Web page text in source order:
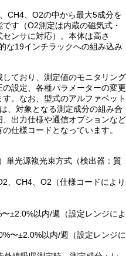
CH4、O2の中から最大5成分を
す（O2測定は内蔵の磁気式・
ンサに対応）。本体は高さ
な19インチラックへの組み込み
ており、測定値のモニタリング
設定、各種パラメーターの変更
。なお、型式のアルファベット
、対象となる測定成分の組み合
出力仕様や通信オプションなど
仕様コードとなっています。
単光源複光束方式（検出器：質
、CH4、O2（仕様コードにより
±2.0%以内/週（設定レンジによ
〜±2.0%以内/週（設定レンジに